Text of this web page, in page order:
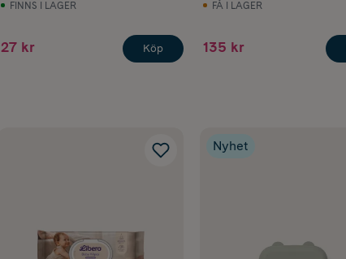
FINNS I LAGER
27 kr Köp
FÅ I LAGER
135 kr
Nyhet